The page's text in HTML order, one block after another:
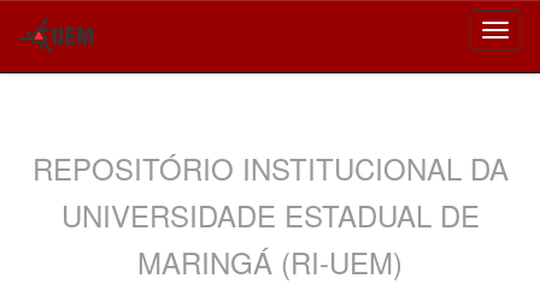
REPOSITÓRIO INSTITUCIONAL DA
UNIVERSIDADE ESTADUAL DE
MARINGÁ (RI-UEM)